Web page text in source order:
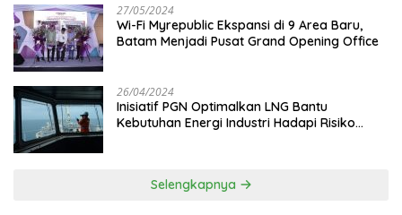
27/05/2024
Wi-Fi Myrepublic Ekspansi di 9 Area Baru,
Batam Menjadi Pusat Grand Opening Office
26/04/2024
Inisiatif PGN Optimalkan LNG Bantu
Kebutuhan Energi Industri Hadapi Risiko
Selengkapnya